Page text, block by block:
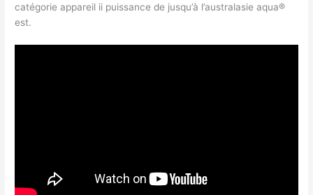
catégorie appareil ii puissance de jusqu’à l’australasie aqua®
est.